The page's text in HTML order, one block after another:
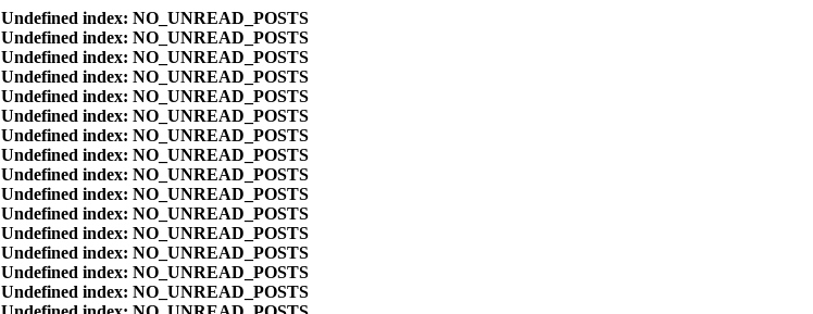
Undefined index: NO_UNREAD_POSTS
Undefined index: NO_UNREAD_POSTS
Undefined index: NO_UNREAD_POSTS
Undefined index: NO_UNREAD_POSTS
Undefined index: NO_UNREAD_POSTS
Undefined index: NO_UNREAD_POSTS
Undefined index: NO_UNREAD_POSTS
Undefined index: NO_UNREAD_POSTS
Undefined index: NO_UNREAD_POSTS
Undefined index: NO_UNREAD_POSTS
Undefined index: NO_UNREAD_POSTS
Undefined index: NO_UNREAD_POSTS
Undefined index: NO_UNREAD_POSTS
Undefined index: NO_UNREAD_POSTS
Undefined index: NO_UNREAD_POSTS